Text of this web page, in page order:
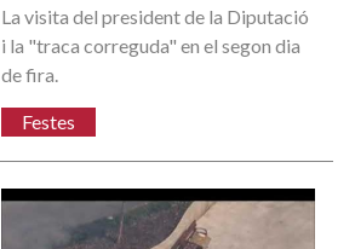
La visita del president de la Diputació
i la "traca correguda" en el segon dia
de fira.
Festes